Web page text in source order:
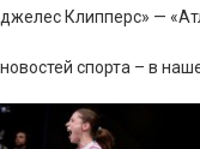
Клипперс» —
спорта – в